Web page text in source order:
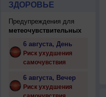
ЗДОРОВЬЕ
Предупреждения для
метеочувствительных
6 августа, День
Риск ухудшения
самочувствия
6 августа, Вечер
Риск ухудшения